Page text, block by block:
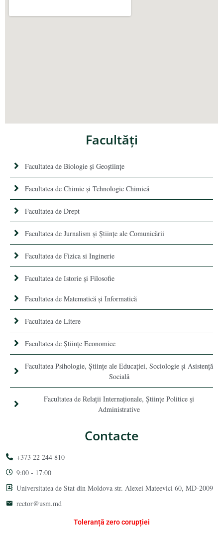
Facultăţi
Facultatea de Biologie și Geoștiințe
Facultatea de Chimie şi Tehnologie Chimică
Facultatea de Drept
Facultatea de Jurnalism şi Ştiinţe ale Comunicării
Facultatea de Fizica si Inginerie
Facultatea de Istorie şi Filosofie
Facultatea de Matematică şi Informatică
Facultatea de Litere
Facultatea de Științe Economice
Facultatea Psihologie, Ştiinţe ale Educaţiei, Sociologie și Asistență
Socială
Facultatea de Relaţii Internaţionale, Ştiinţe Politice şi
Administrative
Contacte
+373 22 244 810
9:00 - 17:00
Universitatea de Stat din Moldova str. Alexei Mateevici 60, MD-2009
rector@usm.md
Toleranță zero corupției